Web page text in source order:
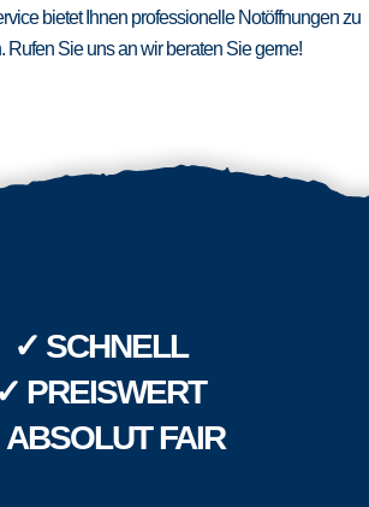
bietet Ihnen professionelle Notöffnungen zu
Rufen Sie uns an wir beraten Sie gerne!
✓ SCHNELL
✓ PREISWERT
FAIR